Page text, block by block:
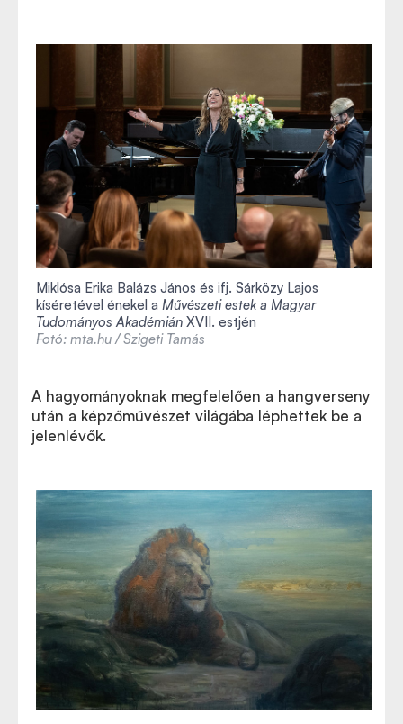
Miklósa Erika Balázs János és ifj. Sárközy Lajos
kíséretével énekel a Művészeti estek a Magyar
Tudományos Akadémián XVII. estjén
Fotó: mta.hu / Szigeti Tamás
A hagyományoknak megfelelően a hangverseny
után a képzőművészet világába léphettek be a
jelenlévők.